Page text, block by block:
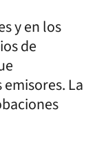
y en los
de
La